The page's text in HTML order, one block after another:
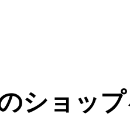
ショッ